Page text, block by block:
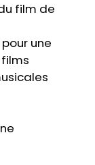
film de
pour une